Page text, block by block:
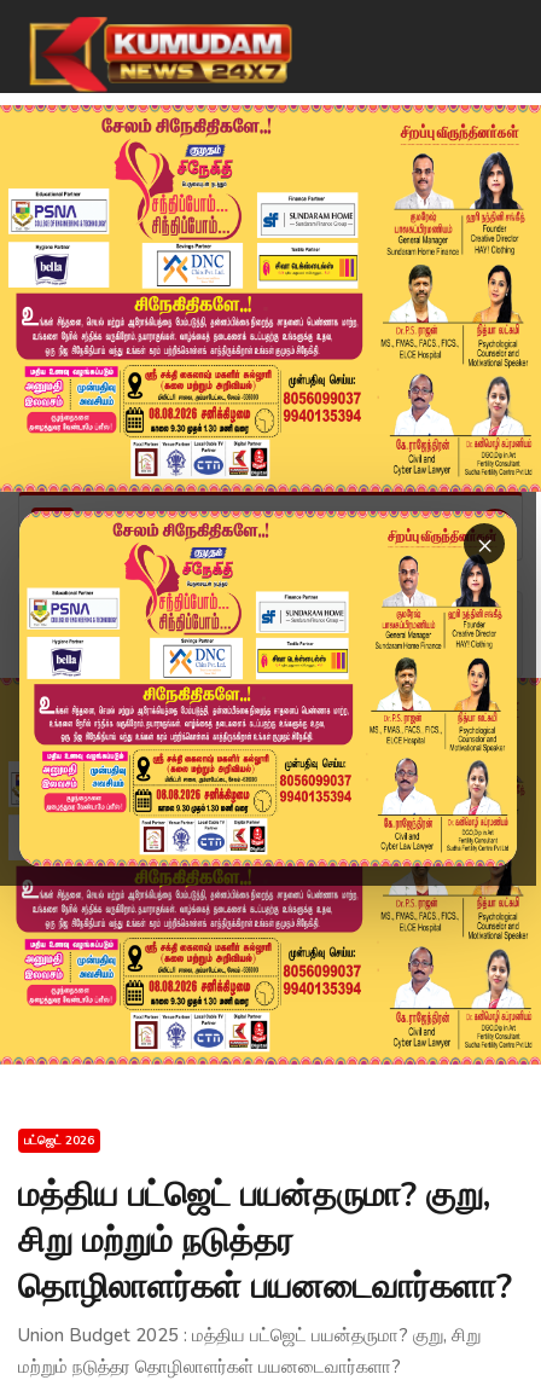
×
Home
பட்ஜெட் 2026
மத்திய பட்ஜெட் பயன்தருமா? குறு, சிறு மற்றும் நட...
பட்ஜெட் 2026
மத்திய பட்ஜெட் பயன்தருமா? குறு,
சிறு மற்றும் நடுத்தர
தொழிலாளர்கள் பயனடைவார்களா?
Union Budget 2025 : மத்திய பட்ஜெட் பயன்தருமா? குறு, சிறு
மற்றும் நடுத்தர தொழிலாளர்கள் பயனடைவார்களா?